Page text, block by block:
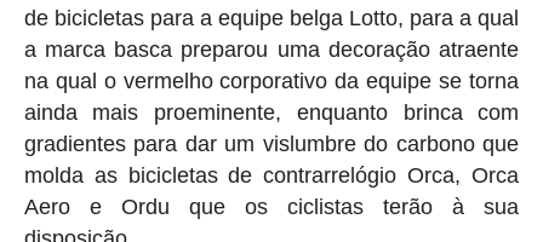
de bicicletas para a equipe belga Lotto, para a qual
a marca basca preparou uma decoração atraente
na qual o vermelho corporativo da equipe se torna
ainda mais proeminente, enquanto brinca com
gradientes para dar um vislumbre do carbono que
molda as bicicletas de contrarrelógio Orca, Orca
Aero e Ordu que os ciclistas terão à sua